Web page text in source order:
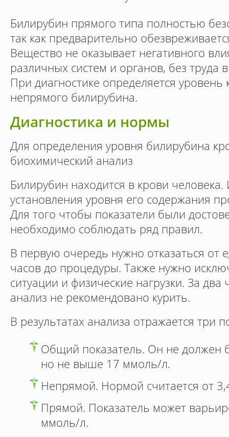
Билирубин прямого типа полностью
так как предварительно
Вещество не оказывает негативного
различных систем и органов, без труда
При диагностике определяется уровень
непрямого билирубина.
Диагностика и нормы
Для определения уровня билирубина
биохимический анализ
Билирубин находится в крови
установления уровня его содержания
Для того чтобы показатели были
необходимо соблюдать ряд правил.
В первую очередь нужно отказаться от
часов до процедуры. Также нужно
ситуации и физические нагрузки. За два
анализ не рекомендовано курить.
В результатах анализа отражается три
Общий показатель. Он не должен
но не выше 17 ммоль/л.
Непрямой. Нормой считается от
Прямой. Показатель может
ммоль/л.